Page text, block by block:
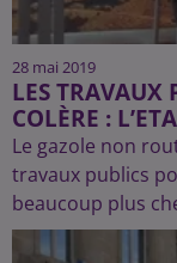
28 mai 2019
LES TRAVAUX
COLÈRE :
Le gazole non
travaux publics
beaucoup plus